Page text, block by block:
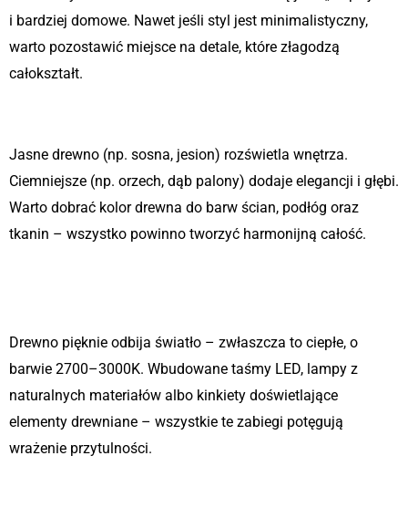
i bardziej domowe. Nawet jeśli styl jest minimalistyczny,
warto pozostawić miejsce na detale, które złagodzą
całokształt.
Jasne drewno (np. sosna, jesion) rozświetla wnętrza.
Ciemniejsze (np. orzech, dąb palony) dodaje elegancji i głębi.
Warto dobrać kolor drewna do barw ścian, podłóg oraz
tkanin – wszystko powinno tworzyć harmonijną całość.
Drewno pięknie odbija światło – zwłaszcza to ciepłe, o
barwie 2700–3000K. Wbudowane taśmy LED, lampy z
naturalnych materiałów albo kinkiety doświetlające
elementy drewniane – wszystkie te zabiegi potęgują
wrażenie przytulności.